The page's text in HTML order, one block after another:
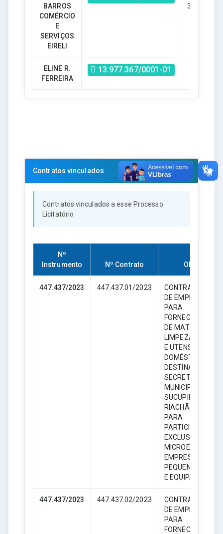
BARROS
COMÉRCIO
E
SERVIÇOS
EIRELI
393583.50
ELINE R.
FERREIRA
13.977.367/0001-01
Contratos vinculados
Contratos vinculados a esse Processo
Licitatório
Nº
Instrumento
Nº Contrato Objeto
447.437/2023 447.437.01/2023
CONTRATAÇÃO
DE EMPRESA
PARA
FORNECIMENTO
DE MATERIAL DE
LIMPEZA, HIGIENE
E UTENSÍLIOS
DOMÉSTICOS,
DESTINADO AS
SECRETARIAS
MUNICIPAIS DE
SUCUPIRA DO
RIACHÃO – MA,
PARA
PARTICIPAÇÃO
EXCLUSIVA DE
EMPRESAS DE
PEQUENO PORTE
E EQUIPARADAS.
447.437/2023 447.437.02/2023
CONTRATAÇÃO
DE EMPRESA
PARA
FORNECIMENTO